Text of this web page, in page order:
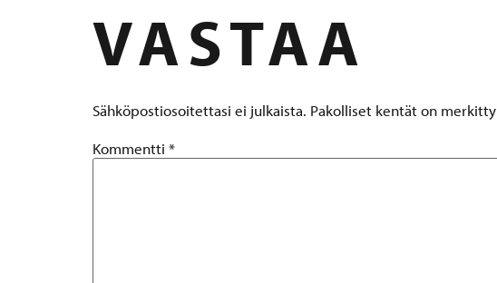
VASTAA
Sähköpostiosoitettasi ei julkaista. Pakolliset kentät on merkitty
Kommentti *